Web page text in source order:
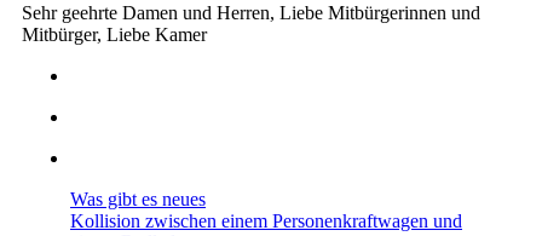
Sehr geehrte Damen und Herren, Liebe Mitbürgerinnen und
Mitbürger, Liebe Kamer
Was gibt es neues
Kollision zwischen einem Personenkraftwagen und